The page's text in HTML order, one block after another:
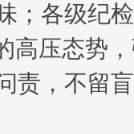
；各级纪
高压态势
责，不留